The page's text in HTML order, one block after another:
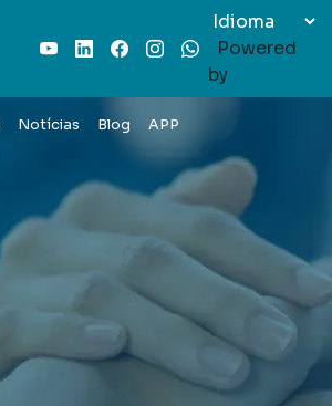
YoutubeLinkedInFacebook
InstagramWhatsAppPowered
by
Notícias Blog APP